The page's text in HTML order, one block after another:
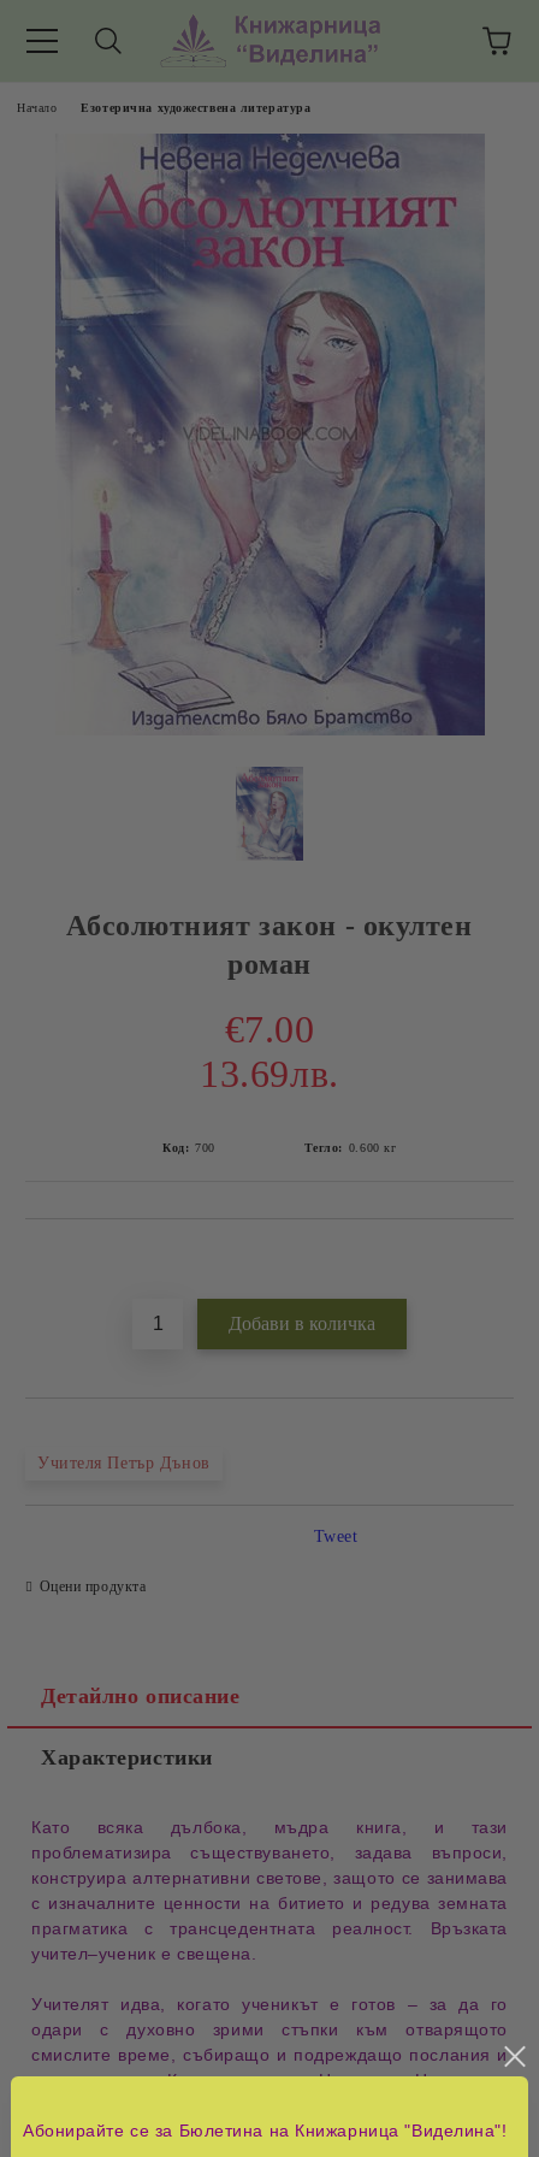
Начало Езотерична художествена литература
Абсолютният закон - окултен
роман
€7.00
13.69лв.
Код: 700 Тегло: 0.600 кг
Учителя Петър Дънов
Оцени продукта
Tweet
Детайлно описание
Характеристики
Като всяка дълбока, мъдра книга, и тази
проблематизира съществуването, задава въпроси,
конструира алтернативни светове, защото се занимава
с изначалните ценности на битието и редува земната
прагматика с трансцедентната реалност. Връзката
учител–ученик е свещена.
Учителят идва, когато ученикът е готов – за да го
одари с духовно зрими стъпки към отварящото
смислите време, събиращо и подреждащо послания и
откровения. Книгата на Невена Неделчева
и за един дълъг път във вътрешното пространство на
Абонирайте се за Бюлетина на Книжарница "Виделина"!